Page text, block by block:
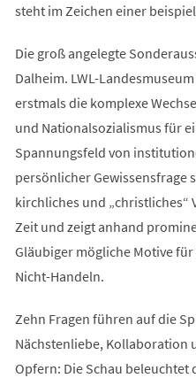
steht im Zeichen einer
Die groß angelegte
Dalheim. LWL-
erstmals die komplexe
und Nationalsozialismus für
Spannungsfeld von
persönlicher Gewissensfrage
kirchliches und „christliches“
Zeit und zeigt anhand
Gläubiger mögliche Motive
Nicht-Handeln.
Zehn Fragen führen auf die
Nächstenliebe, Kollaboration
Opfern: Die Schau